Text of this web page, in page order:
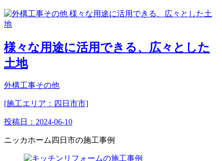
様々な用途に活用できる、広々とした
土地
外構工事その他
[施工エリア：四日市市]
投稿日： 2024-06-10
ニッカホーム四日市の施工事例